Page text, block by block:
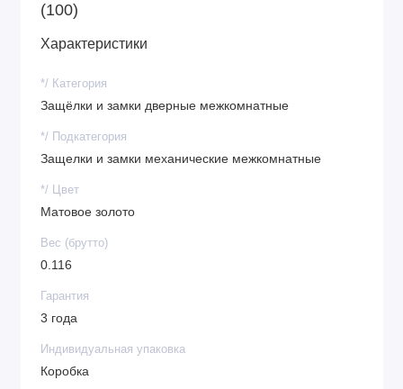
(100)
Характеристики
*/ Категория
Защёлки и замки дверные межкомнатные
*/ Подкатегория
Защелки и замки механические межкомнатные
*/ Цвет
Матовое золото
Вес (брутто)
0.116
Гарантия
3 года
Индивидуальная упаковка
Коробка